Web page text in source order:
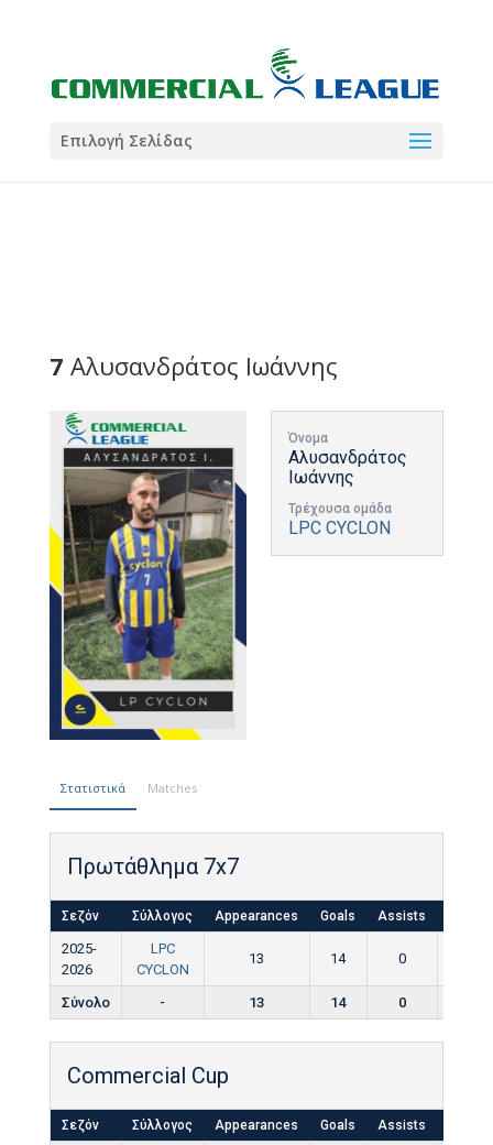
Coral
Σωματείο ΣΟΛ
Coral
5
Επιλογή Σελίδας
7 Αλυσανδράτος Ιωάννης
Όνομα
Αλυσανδράτος
Ιωάννης
Τρέχουσα ομάδα
LPC CYCLON
Στατιστικά Matches
Πρωτάθλημα 7x7
Σεζόν Σύλλογος Appearances Goals Assists
2025-
2026
LPC
CYCLON
13 14 0
Σύνολο - 13 14 0
Commercial Cup
Σεζόν Σύλλογος Appearances Goals Assists